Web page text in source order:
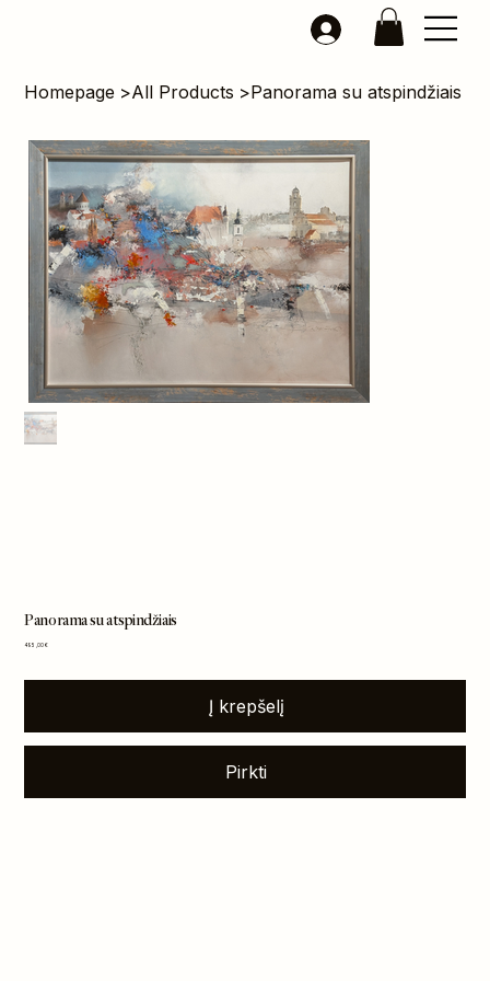
Homepage >All Products >Panorama su atspindžiais
Panorama su atspindžiais
Kaina
495,00 €
Į krepšelį
Pirkti